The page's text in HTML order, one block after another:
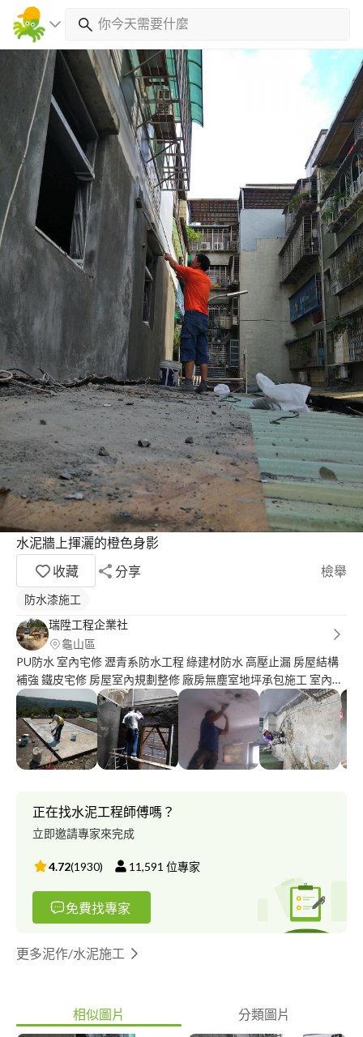
水泥牆上揮灑的橙色身影
收藏
分享 檢舉
防水漆施工
瑞陞工程企業社
龜山區
PU防水 室內宅修 瀝青系防水工程 綠建材防水 高壓止漏 房屋結構
補強 鐵皮宅修 房屋室內規劃整修 廠房無塵室地坪承包施工 室內磁
磚整修 拆除整修 室內外油漆批土工業風整修
正在找水泥工程師傅嗎？
立即邀請專家來完成
4.72(1930) 11,591 位專家
免費找專家
更多泥作/水泥施工
相似圖片 分類圖片